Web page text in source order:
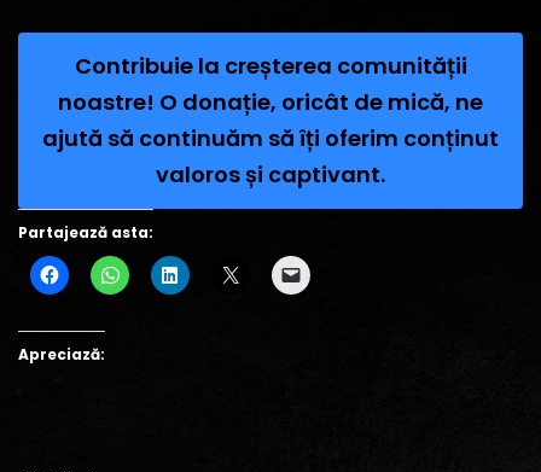
Contribuie la creșterea comunității
noastre! O donație, oricât de mică, ne
ajută să continuăm să îți oferim conținut
valoros și captivant.
Partajează asta:
Apreciază: